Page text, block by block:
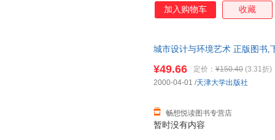
加入购物车 收藏
城市设计与环境艺术 正版图书,
暂时没有内容
¥49.66 定价： ¥150.40 (3.31折)
畅想悦读图书专营店
2000-04-01 /天津大学出版社